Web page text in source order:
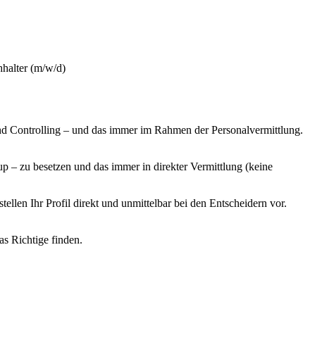
(m/w/d)
Controlling – und das immer im Rahmen der Personalvermittlung.
– zu besetzen und das immer in direkter Vermittlung (keine
Ihr Profil direkt und unmittelbar bei den Entscheidern vor.
Richtige finden.